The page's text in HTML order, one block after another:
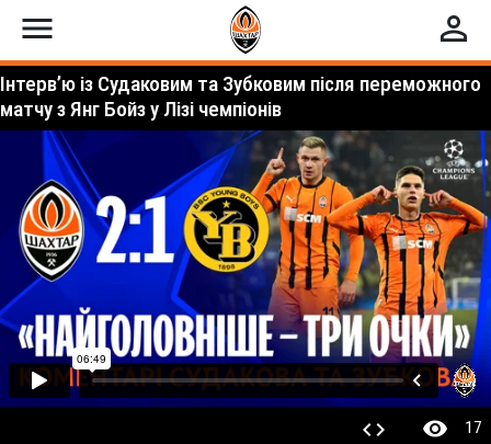
menu perm_identity
Інтервʼю із Судаковим та Зубковим після переможного
матчу з Янг Бойз у Лізі чемпіонів
code visibility 17